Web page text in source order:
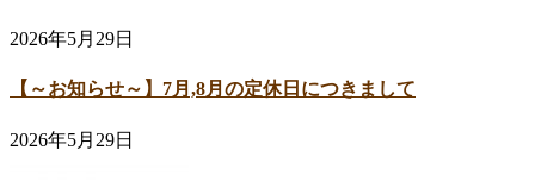
2026年5月29日
【～お知らせ～】7月,8月の定休日につきまして
2026年5月29日